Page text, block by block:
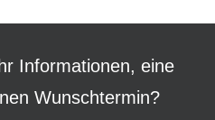
Informationen, eine
Wunschtermin?